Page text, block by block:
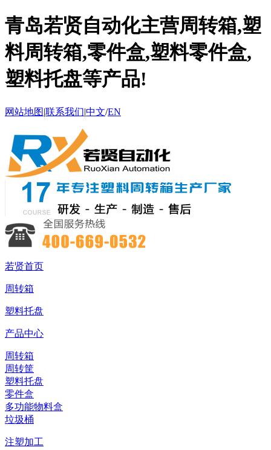
青岛若贤自动化主营周转箱,塑
料周转箱,零件盒,塑料零件盒,
塑料托盘等产品!
网站地图|联系我们|中文/EN
若贤首页
周转箱
塑料托盘
产品中心
周转箱
周转筐
塑料托盘
零件盒
多功能物料盒
垃圾桶
注塑加工